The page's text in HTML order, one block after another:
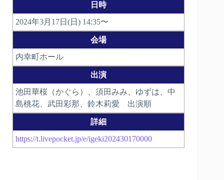
日時
2024年3月17日(日) 14:35〜
会場
内幸町ホール
出演
池田華桜（かぐら）、須田みみ、ゆずは、中
島桃花、武田彩那、鈴木莉愛 出演順
詳細
https://t.livepocket.jp/e/igeki202430170000